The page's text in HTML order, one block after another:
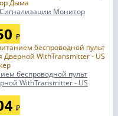
Монитор
₽
беспроводной пульт
WithTransmitter - US
₽